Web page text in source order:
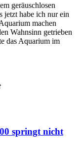
geräuschlosen
jetzt habe ich nur ein
machen
Wahnsinn getrieben
das Aquarium im
springt nicht